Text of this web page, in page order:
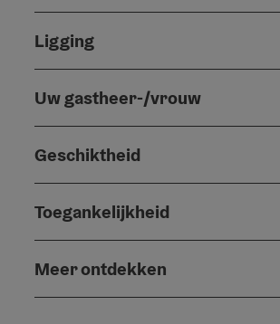
Ligging
Uw gastheer-/vrouw
Geschiktheid
Toegankelijkheid
Meer ontdekken